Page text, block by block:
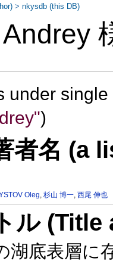
under
)
者名 (a
Oleg,杉山 博一,西尾 伸也
ル
湖底表層
>nkysdb (this DB)